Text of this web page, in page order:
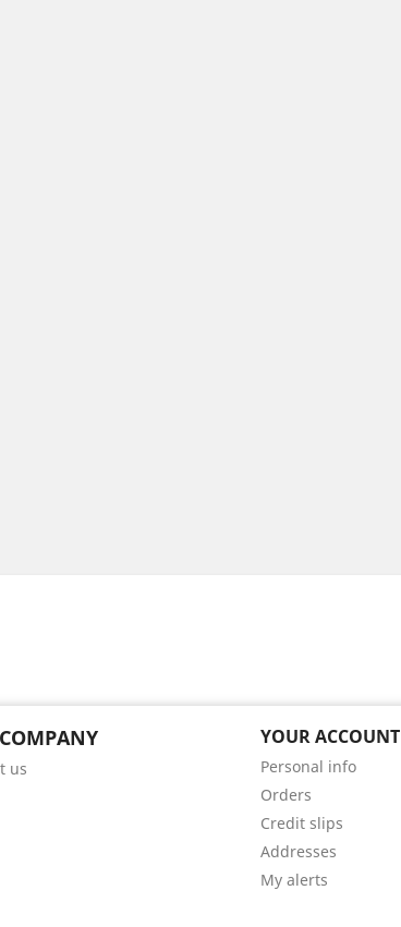
us
YOUR ACCOUNT
Personal info
Orders
Credit slips
Addresses
My alerts